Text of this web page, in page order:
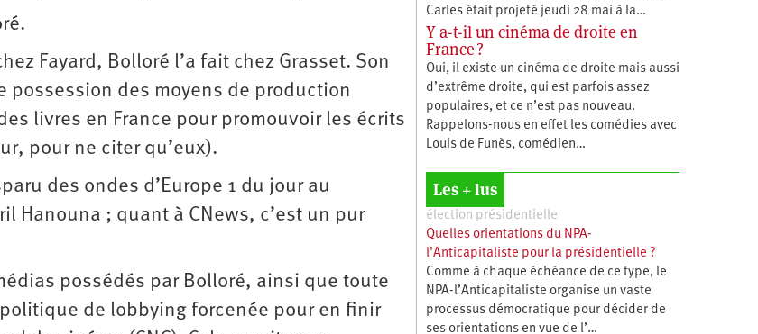
Fayard, Bolloré l’a fait chez Grasset. Son
des moyens de production
livres en France pour promouvoir les écrits
pour ne citer qu’eux).
des ondes d’Europe 1 du jour au
Hanouna ; quant à CNews, c’est un pur
possédés par Bolloré, ainsi que toute
de lobbying forcenée pour en finir
Carles était projeté jeudi 28 mai à la…
Y a-t-il un cinéma de droite en
France ?
Oui, il existe un cinéma de droite mais aussi
d’extrême droite, qui est parfois assez
populaires, et ce n’est pas nouveau.
Rappelons-nous en effet les comédies avec
Louis de Funès, comédien…
Les + lus
élection présidentielle
Quelles orientations du NPA-
l’Anticapitaliste pour la présidentielle ?
Comme à chaque échéance de ce type, le
NPA-l’Anticapitaliste organise un vaste
processus démocratique pour décider de
ses orientations en vue de l’…